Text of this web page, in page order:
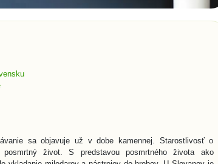
sa objavuje už v dobe kamennej. Starostlivosť o
život. S predstavou posmrtného života ako